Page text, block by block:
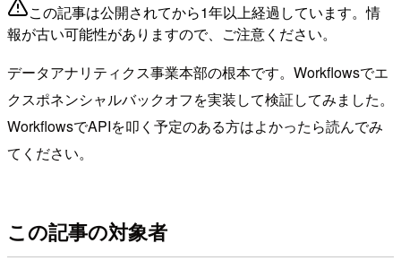
この記事は公開されてから1年以上経過しています。情
報が古い可能性がありますので、ご注意ください。
データアナリティクス事業本部の根本です。Workflowsでエ
クスポネンシャルバックオフを実装して検証してみました。
WorkflowsでAPIを叩く予定のある方はよかったら読んでみ
てください。
この記事の対象者